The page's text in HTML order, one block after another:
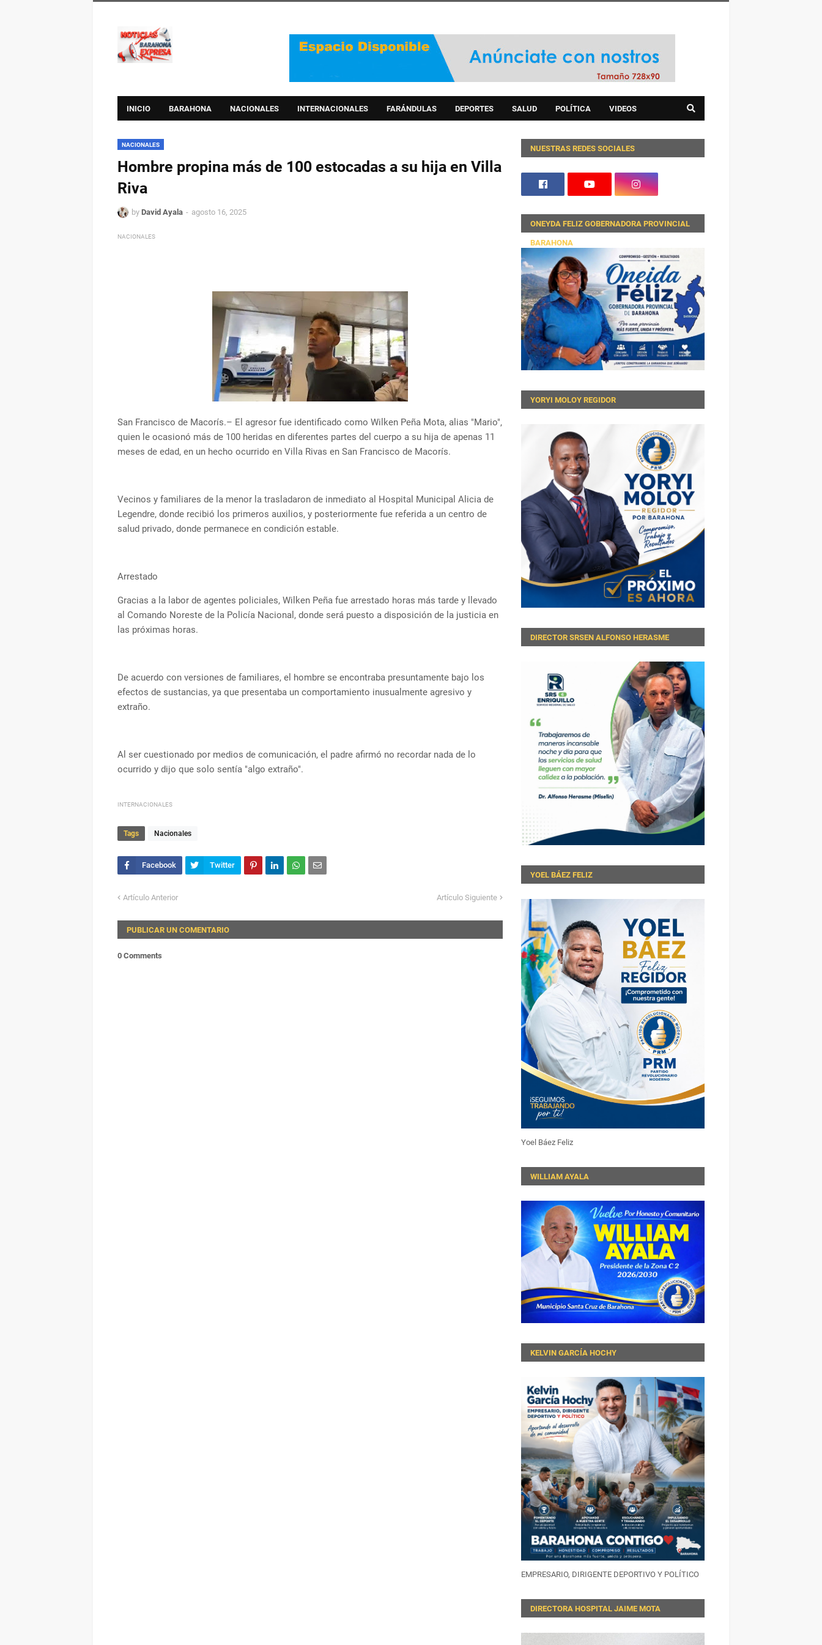
INICIO BARAHONA NACIONALES INTERNACIONALES FARÁNDULAS DEPORTES SALUD POLÍTICA VIDEOS
NACIONALES
Hombre propina más de 100 estocadas a su hija en Villa
Riva
by David Ayala agosto 16, 2025
NACIONALES
San Francisco de Macorís.– El agresor fue identificado como Wilken Peña Mota, alias "Mario",
quien le ocasionó más de 100 heridas en diferentes partes del cuerpo a su hija de apenas 11
meses de edad, en un hecho ocurrido en Villa Rivas en San Francisco de Macorís.
Vecinos y familiares de la menor la trasladaron de inmediato al Hospital Municipal Alicia de
Legendre, donde recibió los primeros auxilios, y posteriormente fue referida a un centro de
salud privado, donde permanece en condición estable.
Arrestado
Gracias a la labor de agentes policiales, Wilken Peña fue arrestado horas más tarde y llevado
al Comando Noreste de la Policía Nacional, donde será puesto a disposición de la justicia en
las próximas horas.
De acuerdo con versiones de familiares, el hombre se encontraba presuntamente bajo los
efectos de sustancias, ya que presentaba un comportamiento inusualmente agresivo y
extraño.
Al ser cuestionado por medios de comunicación, el padre afirmó no recordar nada de lo
ocurrido y dijo que solo sentía "algo extraño".
INTERNACIONALES
Tags Nacionales
Artículo Anterior Artículo Siguiente
PUBLICAR UN COMENTARIO
0 Comments
NUESTRAS REDES SOCIALES
ONEYDA FELIZ GOBERNADORA PROVINCIAL
BARAHONA
YORYI MOLOY REGIDOR
DIRECTOR SRSEN ALFONSO HERASME
YOEL BÁEZ FELIZ
Yoel Báez Feliz
WILLIAM AYALA
KELVIN GARCÍA HOCHY
EMPRESARIO, DIRIGENTE DEPORTIVO Y POLÍTICO
DIRECTORA HOSPITAL JAIME MOTA